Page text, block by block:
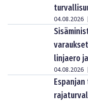
04.08.2026
linjaero
04.08.2026